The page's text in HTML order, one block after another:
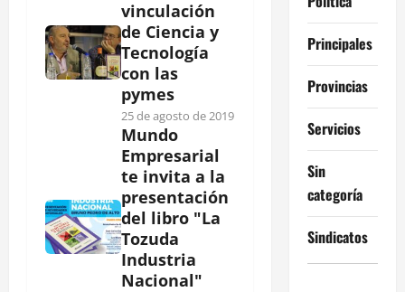
vinculación
de Ciencia y
Tecnología
con las
pymes
25 de agosto de 2019
Mundo
Empresarial
te invita a la
presentación
del libro "La
Tozuda
Industria
Nacional"
Principales
Provincias
Servicios
Sin
categoría
Sindicatos